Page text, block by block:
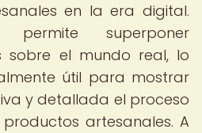
en la era digital.
permite superponer
sobre el mundo real, lo
útil para mostrar
y detallada el proceso
artesanales. A